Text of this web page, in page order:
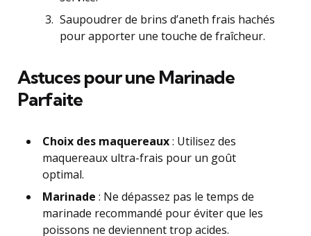
Saupoudrer de brins d’aneth frais hachés
pour apporter une touche de fraîcheur.
Astuces pour une Marinade
Parfaite
Choix des maquereaux: Utilisez des
maquereaux ultra-frais pour un goût
optimal.
Marinade : Ne dépassez pas le temps de
marinade recommandé pour éviter que les
poissons ne deviennent trop acides.